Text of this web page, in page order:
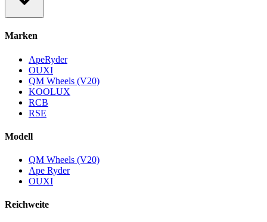
Marken
ApeRyder
OUXI
QM Wheels (V20)
KOOLUX
RCB
RSE
Modell
QM Wheels (V20)
Ape Ryder
OUXI
Reichweite